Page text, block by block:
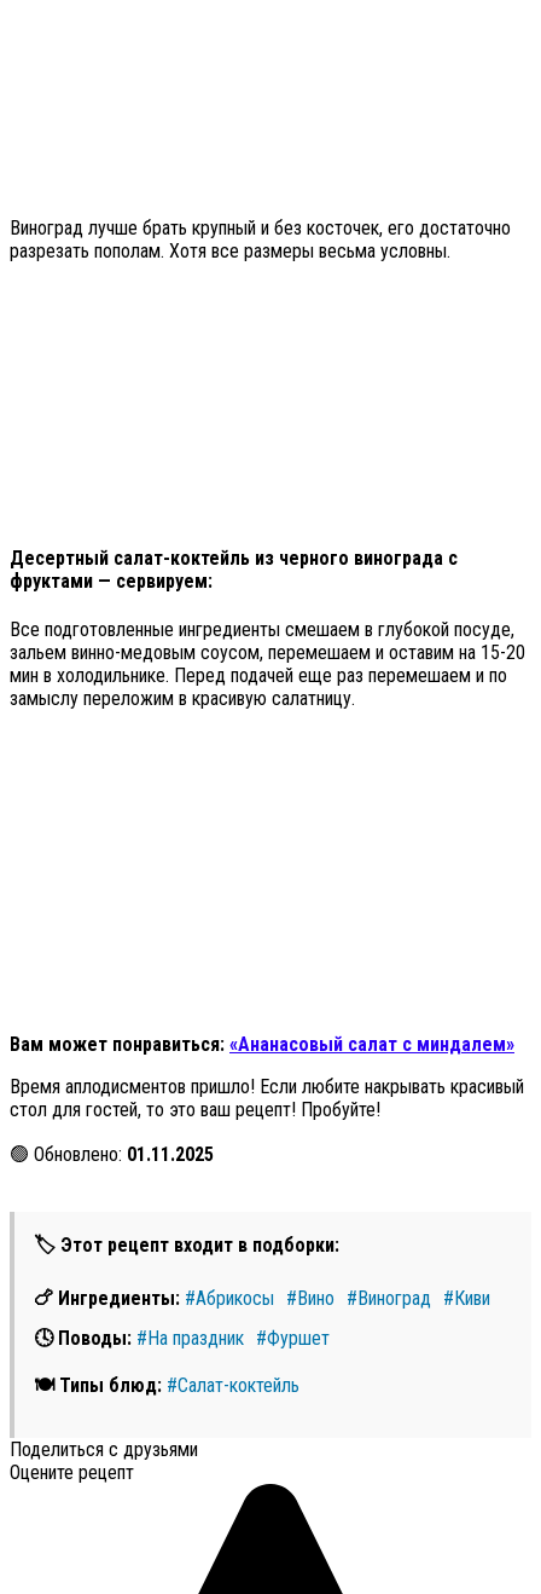
Виноград лучше брать крупный и без косточек, его достаточно
разрезать пополам. Хотя все размеры весьма условны.
Десертный салат-коктейль из черного винограда с
фруктами — сервируем:
Все подготовленные ингредиенты смешаем в глубокой посуде,
зальем винно-медовым соусом, перемешаем и оставим на 15-20
мин в холодильнике. Перед подачей еще раз перемешаем и по
замыслу переложим в красивую салатницу.
Вам может понравиться: «Ананасовый салат с миндалем»
Время аплодисментов пришло! Если любите накрывать красивый
стол для гостей, то это ваш рецепт! Пробуйте!
🟢 Обновлено: 01.11.2025
🏷 Этот рецепт входит в подборки:
🍗 Ингредиенты: #Абрикосы #Вино #Виноград #Киви
🕓 Поводы: #На праздник #Фуршет
🍽 Типы блюд: #Салат-коктейль
Поделиться с друзьями
Оцените рецепт